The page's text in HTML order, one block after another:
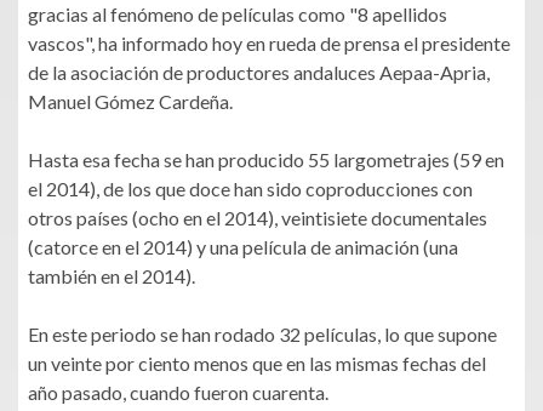
gracias al fenómeno de películas como "8 apellidos
vascos", ha informado hoy en rueda de prensa el presidente
de la asociación de productores andaluces Aepaa-Apria,
Manuel Gómez Cardeña.
Hasta esa fecha se han producido 55 largometrajes (59 en
el 2014), de los que doce han sido coproducciones con
otros países (ocho en el 2014), veintisiete documentales
(catorce en el 2014) y una película de animación (una
también en el 2014).
En este periodo se han rodado 32 películas, lo que supone
un veinte por ciento menos que en las mismas fechas del
año pasado, cuando fueron cuarenta.